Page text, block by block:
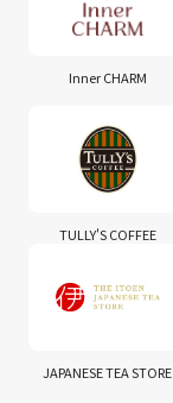
Inner CHARM
TULLY'S COFFEE
JAPANESE TEA STORE